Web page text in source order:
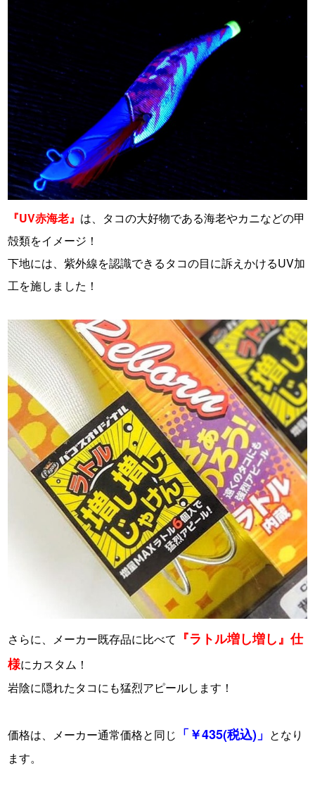
『UV赤海老』 は、タコの大好物である海老やカニなどの甲
殻類をイメージ！
下地には、紫外線を認識できるタコの目に訴えかけるUV加
工を施しました！
さらに、メーカー既存品に比べて 『ラトル増し増し』仕
様にカスタム！
岩陰に隠れたタコにも猛烈アピールします！
価格は、メーカー通常価格と同じ 「￥435(税込)」 となり
ます。